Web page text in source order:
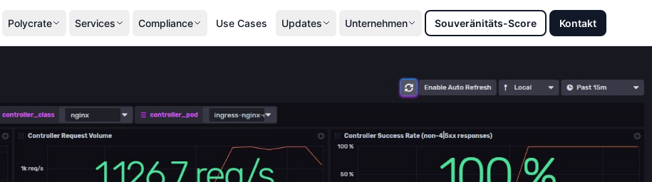
Polycrate Services Compliance Use Cases Updates Unternehmen Souveränitäts-Score Kontakt